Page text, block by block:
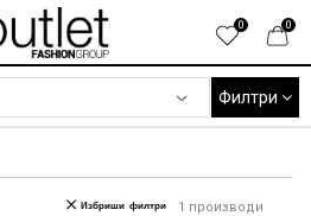
0
0
Филтри
1 производи
Избриши филтри